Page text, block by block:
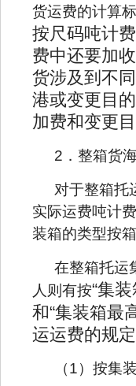
货运费的计算标
按尺码吨计
费中还要加
货涉及到不
港或变更目
加费和变更
2．整箱货
对于整箱托
实际运费吨计
装箱的类型按
在整箱托运
人则有按“集
和“集装箱最
运运费的规定
（1）按集